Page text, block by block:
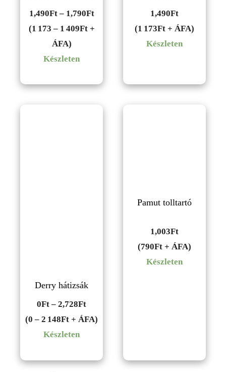
1,490Ft – 1,790FtÁrtartomány:
1,490Ft
(1 173 – 1 409Ft +
ÁFA)
Készleten
1,490Ft
(1 173Ft + ÁFA)
Készleten
Derry hátizsák
0Ft – 2,728FtÁrtartomány:
0Ft
(0 – 2 148Ft + ÁFA)
Készleten
Pamut tolltartó
1,003Ft
(790Ft + ÁFA)
Készleten